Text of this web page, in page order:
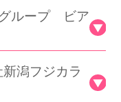
ループ ビア
潟フジカラ